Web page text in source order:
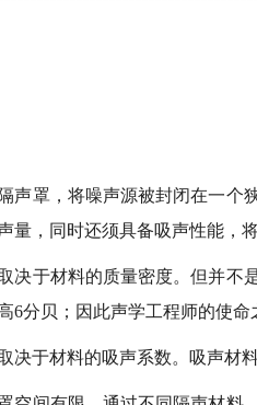
声罩，将噪声源被封闭在一个
量，同时还须具备吸声性能，
决于材料的质量密度。但并不
6分贝；因此声学工程师的使
决于材料的吸声系数。吸声材